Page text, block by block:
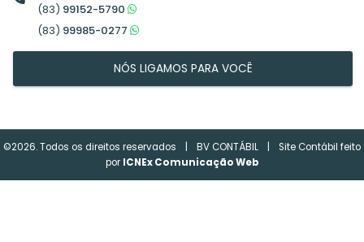
(83) 99152-5790
(83) 99985-0277
NÓS LIGAMOS PARA VOCÊ
©2026. Todos os direitos reservados | BV CONTÁBIL |
Site Contábil feito
por ICNEx Comunicação Web